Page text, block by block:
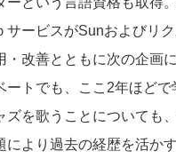
サービスがSunおよびリ
・改善とともに次の企画
トでも、ここ2年ほどで
ズを歌うことについても
より過去の経歴を活か